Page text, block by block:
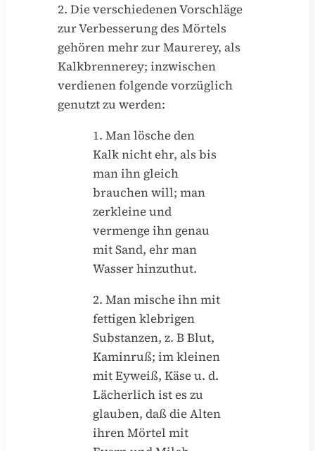
2. Die verschiedenen Vorschläge
zur Verbesserung des Mörtels
gehören mehr zur Maurerey, als
Kalkbrennerey; inzwischen
verdienen folgende vorzüglich
genutzt zu werden:
1. Man lösche den
Kalk nicht ehr, als bis
man ihn gleich
brauchen will; man
zerkleine und
vermenge ihn genau
mit Sand, ehr man
Wasser hinzuthut.
2. Man mische ihn mit
fettigen klebrigen
Substanzen, z. B Blut,
Kaminruß; im kleinen
mit Eyweiß, Käse u. d.
Lächerlich ist es zu
glauben, daß die Alten
ihren Mörtel mit